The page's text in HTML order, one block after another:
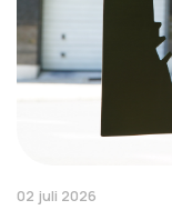
02 juli 2026